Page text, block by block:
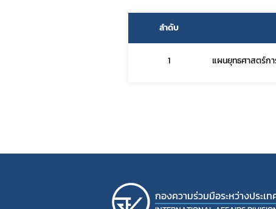
ลำดับ
1 แผนยุทธศาสตร์กา
กองความร่วมมือระหว่างประเท